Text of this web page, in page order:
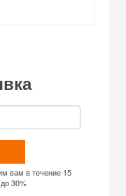
вам в течение 15
30%